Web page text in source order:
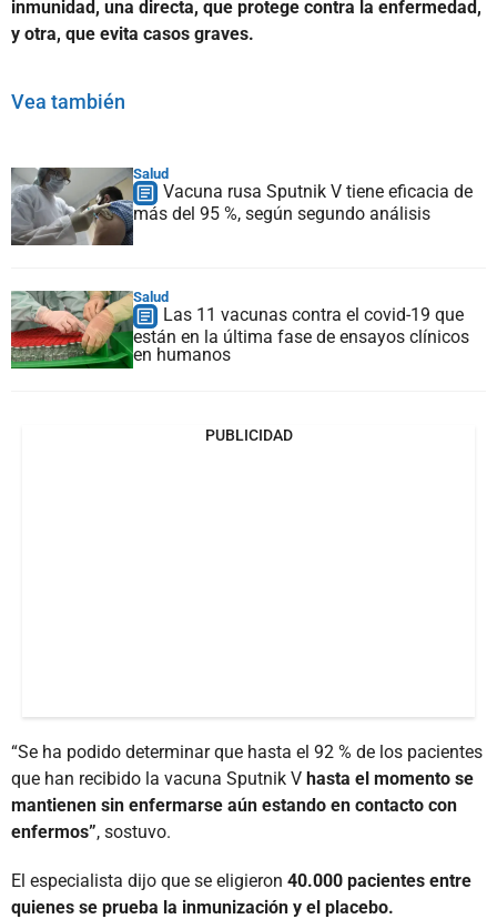
inmunidad, una directa, que protege contra la enfermedad,
y otra, que evita casos graves.
Vea también
Salud
Vacuna rusa Sputnik V tiene eficacia de
más del 95 %, según segundo análisis
Salud
Las 11 vacunas contra el covid-19 que
están en la última fase de ensayos clínicos
en humanos
PUBLICIDAD
“Se ha podido determinar que hasta el 92 % de los pacientes
que han recibido la vacuna Sputnik V hasta el momento se
mantienen sin enfermarse aún estando en contacto con
enfermos”, sostuvo.
El especialista dijo que se eligieron 40.000 pacientes entre
quienes se prueba la inmunización y el placebo.